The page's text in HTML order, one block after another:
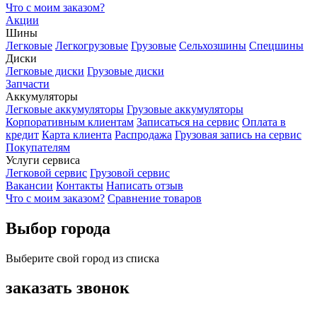
Что с моим заказом?
Акции
Шины
Легковые Легкогрузовые Грузовые Сельхозшины Спецшины
Диски
Легковые диски Грузовые диски
Запчасти
Аккумуляторы
Легковые аккумуляторы Грузовые аккумуляторы
Корпоративным клиентам Записаться на сервис Оплата в
кредит Карта клиента Распродажа Грузовая запись на сервис
Покупателям
Услуги сервиса
Легковой сервис Грузовой сервис
Вакансии Контакты Написать отзыв
Что с моим заказом? Сравнение товаров
Выбор города
Выберите свой город из списка
заказать звонок